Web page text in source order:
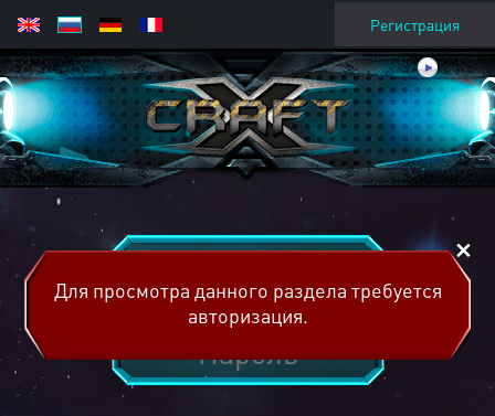
Регистрация
Для просмотра данного раздела требуется
авторизация.